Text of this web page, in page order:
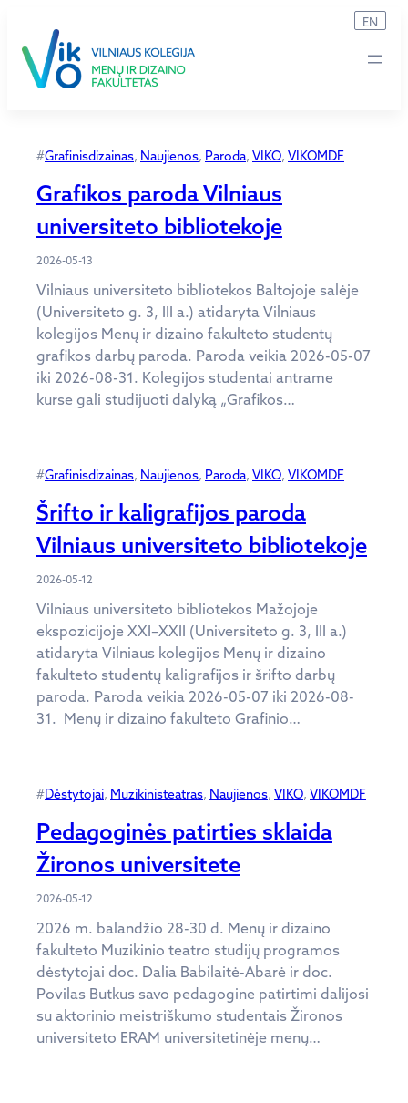
turinio
EN
#Grafinisdizainas, Naujienos, Paroda, VIKO, VIKOMDF
Grafikos paroda Vilniaus
universiteto bibliotekoje
2026-05-13
Vilniaus universiteto bibliotekos Baltojoje salėje
(Universiteto g. 3, III a.) atidaryta Vilniaus
kolegijos Menų ir dizaino fakulteto studentų
grafikos darbų paroda. Paroda veikia 2026-05-07
iki 2026-08-31. Kolegijos studentai antrame
kurse gali studijuoti dalyką „Grafikos…
#Grafinisdizainas, Naujienos, Paroda, VIKO, VIKOMDF
Šrifto ir kaligrafijos paroda
Vilniaus universiteto bibliotekoje
2026-05-12
Vilniaus universiteto bibliotekos Mažojoje
ekspozicijoje XXI–XXII (Universiteto g. 3, III a.)
atidaryta Vilniaus kolegijos Menų ir dizaino
fakulteto studentų kaligrafijos ir šrifto darbų
paroda. Paroda veikia 2026-05-07 iki 2026-08-
31. Menų ir dizaino fakulteto Grafinio…
#Dėstytojai, Muzikinisteatras, Naujienos, VIKO, VIKOMDF
Pedagoginės patirties sklaida
Žironos universitete
2026-05-12
2026 m. balandžio 28-30 d. Menų ir dizaino
fakulteto Muzikinio teatro studijų programos
dėstytojai doc. Dalia Babilaitė-Abarė ir doc.
Povilas Butkus savo pedagogine patirtimi dalijosi
su aktorinio meistriškumo studentais Žironos
universiteto ERAM universitetinėje menų…